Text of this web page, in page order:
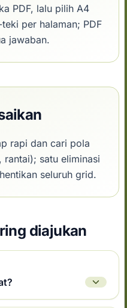
PDF, lalu pilih A4
per halaman; PDF
jawaban.
rapi dan cari pola
satu eliminasi
seluruh grid.
diajukan